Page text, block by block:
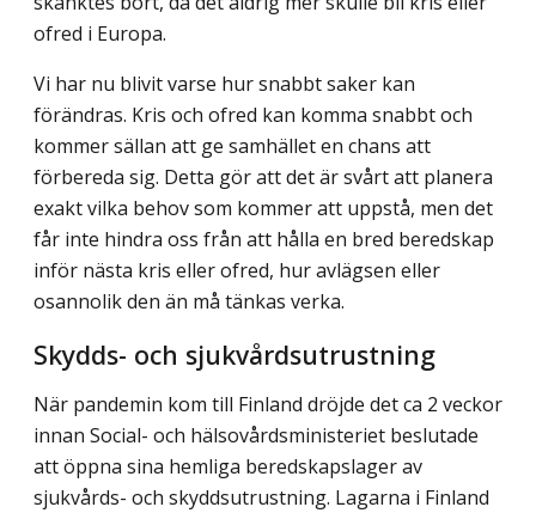
ofred i Europa.
Vi har nu blivit varse hur snabbt saker kan
förändras. Kris och ofred kan komma snabbt och
kommer sällan att ge samhället en chans att
förbereda sig. Detta gör att det är svårt att planera
exakt vilka behov som kommer att uppstå, men det
får inte hindra oss från att hålla en bred beredskap
inför nästa kris eller ofred, hur avlägsen eller
osannolik den än må tänkas verka.
Skydds- och sjukvårdsutrustning
När pandemin kom till Finland dröjde det ca 2 veckor
innan Social- och hälsovårds­ministeriet beslutade
att öppna sina hemliga beredskapslager av
sjukvårds- och skydds­utrustning. Lagarna i Finland